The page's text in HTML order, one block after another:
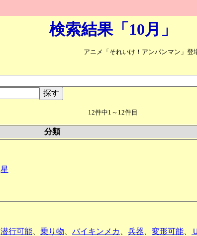
検索結果「10月」
アニメ「それいけ！アンパンマン」登
12件中1～12件目
分類
星
潜行可能 乗り物 バイキンメカ 兵器 変形可能